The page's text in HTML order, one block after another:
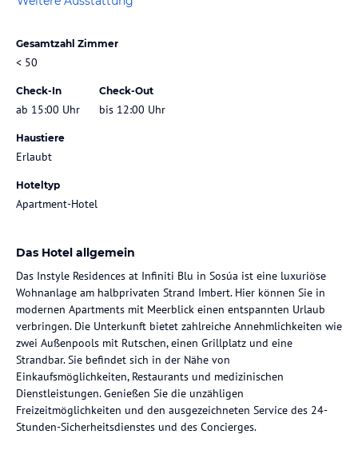
Gesamtzahl Zimmer
< 50
Check-In
ab 15:00 Uhr
Check-Out
bis 12:00 Uhr
Haustiere
Erlaubt
Hoteltyp
Apartment-Hotel
Das Hotel allgemein
Das Instyle Residences at Infiniti Blu in Sosúa ist eine luxuriöse
Wohnanlage am halbprivaten Strand Imbert. Hier können Sie in
modernen Apartments mit Meerblick einen entspannten Urlaub
verbringen. Die Unterkunft bietet zahlreiche Annehmlichkeiten wie
zwei Außenpools mit Rutschen, einen Grillplatz und eine
Strandbar. Sie befindet sich in der Nähe von
Einkaufsmöglichkeiten, Restaurants und medizinischen
Dienstleistungen. Genießen Sie die unzähligen
Freizeitmöglichkeiten und den ausgezeichneten Service des 24-
Stunden-Sicherheitsdienstes und des Concierges.